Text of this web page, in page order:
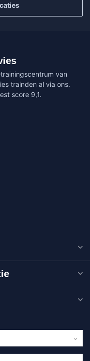
van
trainden al via ons.
score 9,1.